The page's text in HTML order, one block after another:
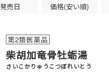
発売日 価格(安い順)
第2類医薬品
柴胡加竜骨牡蛎湯
さいこかりゅうこつぼれいとう